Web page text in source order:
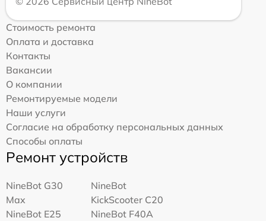
Стоимость ремонта
Оплата и доставка
Контакты
Вакансии
О компании
Ремонтируемые модели
Наши услуги
Согласие на обработку персональных данных
Способы оплаты
Ремонт устройств
NineBot G30
Max
NineBot
KickScooter C20
NineBot E25
NineBot F40A